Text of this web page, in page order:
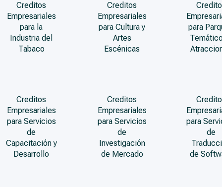
Creditos
Empresariales
para la
Industria del
Tabaco
Creditos
Empresariales
para Cultura y
Artes
Escénicas
para
Creditos
Empresariales
para Servicios
de
Capacitación y
Desarrollo
Creditos
Empresariales
para Servicios
de
Investigación
de Mercado
para
de
de